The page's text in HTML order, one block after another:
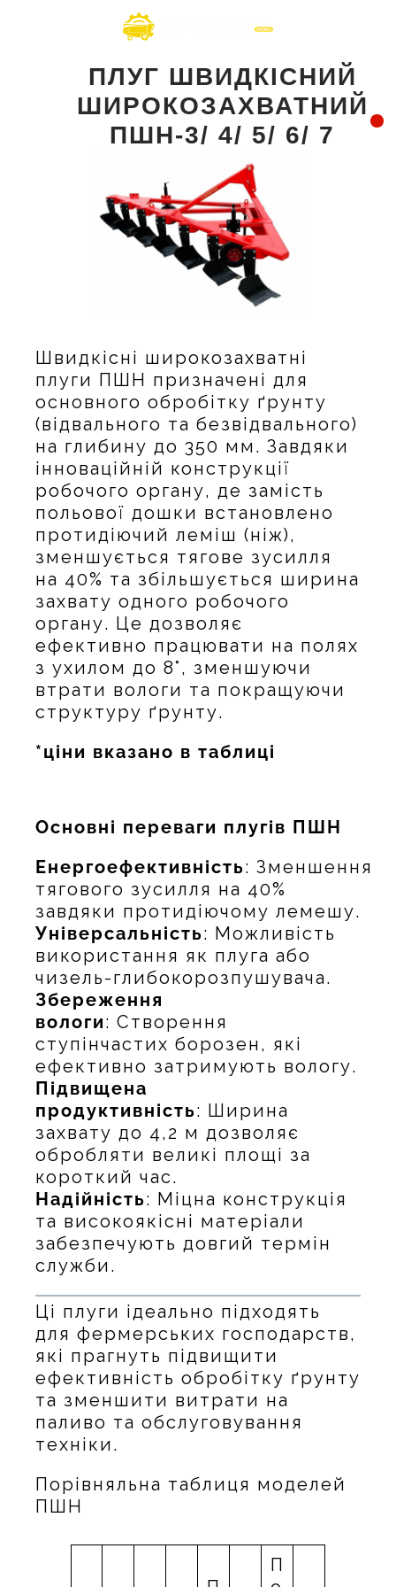
ПЛУГ ШВИДКІСНИЙ
ШИРОКОЗАХВАТНИЙ
ПШН-3/ 4/ 5/ 6/ 7
Швидкісні широкозахватні
плуги ПШН призначені для
основного обробітку ґрунту
(відвального та безвідвального)
на глибину до 350 мм. Завдяки
інноваційній конструкції
робочого органу, де замість
польової дошки встановлено
протидіючий леміш (ніж),
зменшується тягове зусилля
на 40% та збільшується ширина
захвату одного робочого
органу. Це дозволяє
ефективно працювати на полях
з ухилом до 8°, зменшуючи
втрати вологи та покращуючи
структуру ґрунту.
*ціни вказано в таблиці
Основні переваги плугів ПШН
Енергоефективність: Зменшення
тягового зусилля на 40%
завдяки протидіючому лемешу.
Універсальність: Можливість
використання як плуга або
чизель-глибокорозпушувача.
Збереження
вологи: Створення
ступінчастих борозен, які
ефективно затримують вологу.
Підвищена
продуктивність: Ширина
захвату до 4,2 м дозволяє
обробляти великі площі за
короткий час.
Надійність: Міцна конструкція
та високоякісні матеріали
забезпечують довгий термін
служби.
Ці плуги ідеально підходять
для фермерських господарств,
які прагнуть підвищити
ефективність обробітку ґрунту
та зменшити витрати на
паливо та обслуговування
техніки.
Порівняльна таблиця моделей
ПШН
П